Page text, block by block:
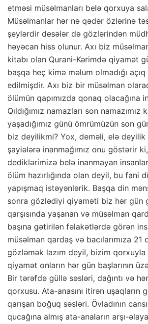
etməsi müsəlmanları belə qorxuya
Müsəlmanlar hər nə qədər özlərinə
şeylərdir desələr də gözlərindən
həyəcan hiss olunur. Axı biz
kitabı olan Qurani-Kərimdə qiyamət
başqa heç kimə məlum olmadığı
edilmişdir. Axı biz bir müsəlman
ölümün qapımızda qonaq olacağına
Qıldığımız namazları son namazımız
yaşadığımız günü ömrümüzün son
biz deyilikmi? Yox, deməli, elə deyilik
şayiələrə inanmağımız onu göstərir
dediklərimizə belə inanmayan
ölüm hazırlığında olan deyil, bu fani
yapışmaq istəyənlərik. Başqa din
sonra gözlədiyi qiyaməti biz hər gün
qarşısında yaşanan və müsəlman
başına gətirilən fəlakətlərdə görən
müsəlman qardaş və bacılarımıza
gözləmək lazım deyil, bizim
qiyamət onların hər gün başlarının
Bir tərəfdə güllə səsləri, dağıntı və
qorxusu. Ata-anasını itirən uşaqların
qarışan boğuq səsləri. Övladının
qucağına almış ata-anaların arşı-